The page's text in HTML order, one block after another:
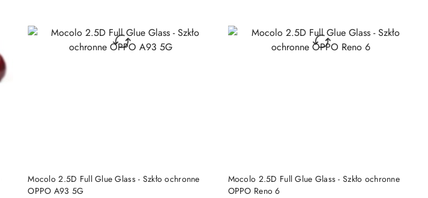
Mocolo 2.5D Full Glue Glass - Szkło ochronne
OPPO A93 5G
DO KOSZYKA
Mocolo 2.5D Full Glue Glass - Szkło ochronne
OPPO Reno 6
DO KOSZYKA